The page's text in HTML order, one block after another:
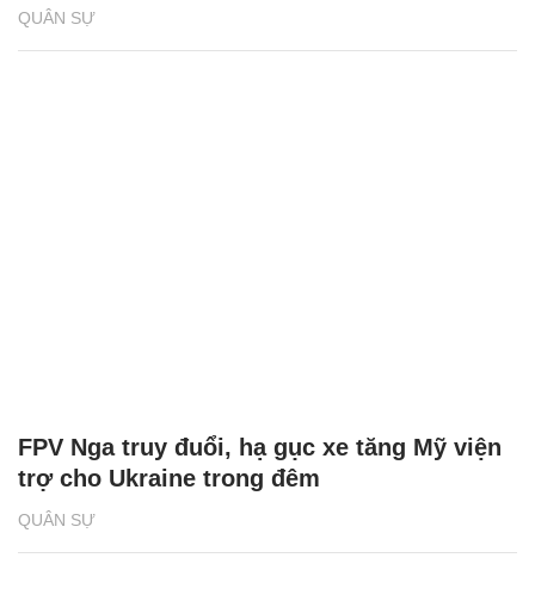
QUÂN SỰ
QUÂN SỰ
FPV Nga truy đuổi, hạ gục xe tăng Mỹ viện
trợ cho Ukraine trong đêm